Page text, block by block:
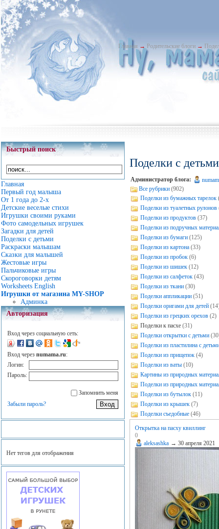
Главная → Родительские блоги →
Быстрый поиск
Главная
Первый год малыша
От 1 года до 2-х
Детские веселые стихи
Игрушки своими руками
Фото самодельных игрушек
Загадки для детей
Поделки с детьми
Раскраски малышам
Сказки для малышей
Жестовые игры
Пальчиковые игры
Скороговорки детям
Worksheets English
Игрушки от магазина MY-SHOP
Админка
Авторизация
Вход через социальную сеть:
Вход через numama.ru:
Логин:
Пароль:
Запомнить меня
Забыли пароль?
Нет тегов для отображения
Поделки с детьми
Администратор блога:
Все рубрики (902)
Поделки из бумажных тарелок
Поделки из туалетных рулонов
Поделки из продуктов (37)
Поделки из подручных
Поделки из бумаги (125)
Поделки из картона (33)
Поделки из пробок (6)
Поделки из шишек (12)
Поделки из салфеток (43)
Поделки из ткани (30)
Поделки аппликации (51)
Поделки оригами для детей
Поделки из грецких орехов (2)
Поделки к пасхе (31)
Поделки открытки с детьми
Поделки из пластилина с
Поделки из прищепок (4)
Поделки из ваты (10)
Картины из природных
Поделки из природных
Поделки из бутылок (11)
Поделки из крышек (7)
Поделки съедобные (46)
Открытка на пасху квиллинг
0
aleksashka → 30 апреля 2021